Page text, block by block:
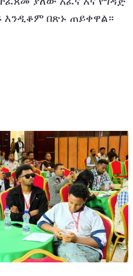
በጽኑ ጠይቀዋል።